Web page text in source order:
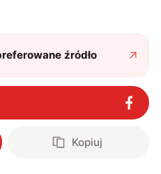
sport.
źródło
Kopiuj